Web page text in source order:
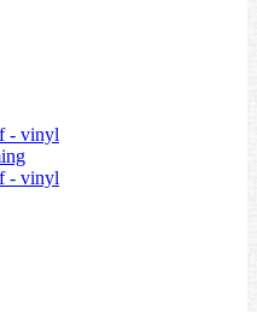
- vinyl
- vinyl